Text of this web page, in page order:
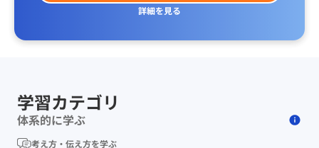
詳細を見る
学習カテゴリ
体系的に学ぶ
考え方・伝え方を学ぶ